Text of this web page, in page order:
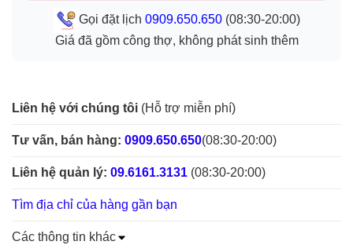
Gọi đặt lịch 0909.650.650(08:30-20:00)
Giá đã gồm công thợ, không phát sinh thêm
Liên hệ với chúng tôi (Hỗ trợ miễn phí)
Tư vấn, bán hàng: 0909.650.650(08:30-20:00)
Liên hệ quản lý: 09.6161.3131 (08:30-20:00)
Tìm địa chỉ của hàng gần bạn
Các thông tin khác